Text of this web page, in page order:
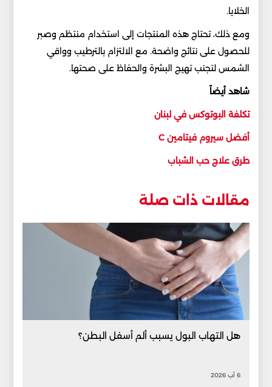
الخلايا.
ومع ذلك، تحتاج هذه المنتجات إلى استخدام منتظم وصبر
للحصول على نتائج واضحة. مع الالتزام بالترطيب وواقي
الشمس لتجنب تهيج البشرة والحفاظ على صحتها.
شاهد أيضاً
تكلفة البوتوكس في لبنان
أفضل سيروم فيتامين C
طرق علاج حب الشباب
مقالات ذات صلة
هل التهاب البول يسبب ألم أسفل البطن؟
6 آب 2026